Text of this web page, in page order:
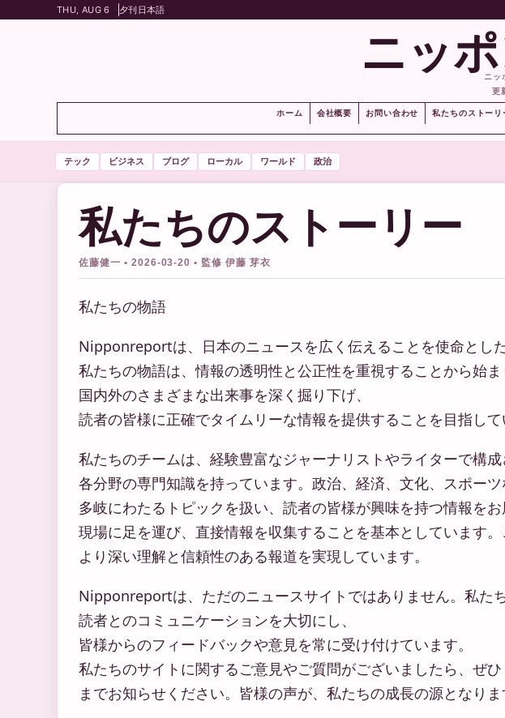
THU, AUG 6 夕刊 日本語
ニッ
ニッ
更
ホーム 会社概要 お問い合わせ 私たちのストーリ
テック ビジネス ブログ ローカル ワールド 政治
私たちのストーリー
佐藤健一 • 2026-03-20 • 監修 伊藤 芽衣
私たちの物語
Nipponreportは、日本のニュースを広く伝えることを使命とし
私たちの物語は、情報の透明性と公正性を重視することから始ま
国内外のさまざまな出来事を深く掘り下げ、
読者の皆様に正確でタイムリーな情報を提供することを目指して
私たちのチームは、経験豊富なジャーナリストやライターで構成
各分野の専門知識を持っています。政治、経済、文化、スポーツ
多岐にわたるトピックを扱い、読者の皆様が興味を持つ情報をお
現場に足を運び、直接情報を収集することを基本としています。
より深い理解と信頼性のある報道を実現しています。
Nipponreportは、ただのニュースサイトではありません。私たち
読者とのコミュニケーションを大切にし、
皆様からのフィードバックや意見を常に受け付けています。
私たちのサイトに関するご意見やご質問がございましたら、ぜひ
までお知らせください。皆様の声が、私たちの成長の源となりま